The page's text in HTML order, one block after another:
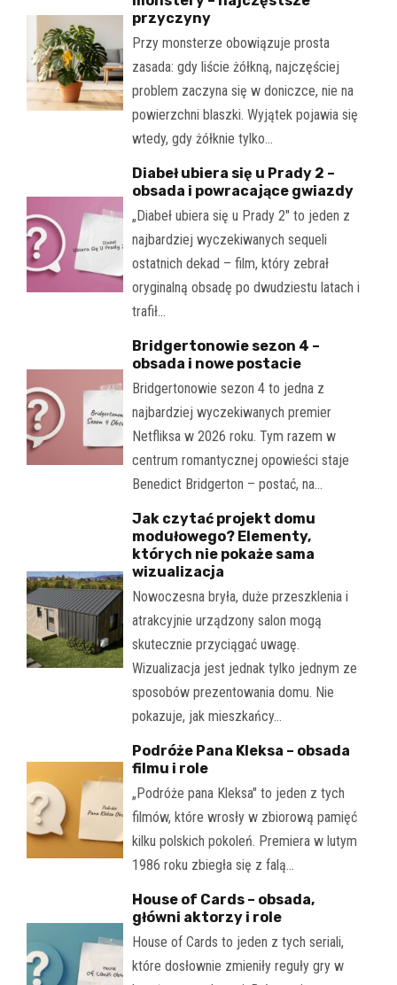
przyczyny
Przy monsterze obowiązuje prosta
zasada: gdy liście żółkną, najczęściej
problem zaczyna się w doniczce, nie na
powierzchni blaszki. Wyjątek pojawia się
wtedy, gdy żółknie tylko…
Diabeł ubiera się u Prady 2 –
obsada i powracające gwiazdy
„Diabeł ubiera się u Prady 2" to jeden z
najbardziej wyczekiwanych sequeli
ostatnich dekad – film, który zebrał
oryginalną obsadę po dwudziestu latach i
trafił…
Bridgertonowie sezon 4 –
obsada i nowe postacie
Bridgertonowie sezon 4 to jedna z
najbardziej wyczekiwanych premier
Netfliksa w 2026 roku. Tym razem w
centrum romantycznej opowieści staje
Benedict Bridgerton – postać, na…
Jak czytać projekt domu
modułowego? Elementy,
których nie pokaże sama
wizualizacja
Nowoczesna bryła, duże przeszklenia i
atrakcyjnie urządzony salon mogą
skutecznie przyciągać uwagę.
Wizualizacja jest jednak tylko jednym ze
sposobów prezentowania domu. Nie
pokazuje, jak mieszkańcy…
Podróże Pana Kleksa – obsada
filmu i role
„Podróże pana Kleksa" to jeden z tych
filmów, które wrosły w zbiorową pamięć
kilku polskich pokoleń. Premiera w lutym
1986 roku zbiegła się z falą…
House of Cards – obsada,
główni aktorzy i role
House of Cards to jeden z tych seriali,
które dosłownie zmieniły reguły gry w